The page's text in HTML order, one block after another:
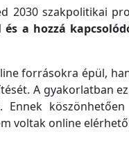
2030 szakpolitikai
és a hozzá
forrásokra épül,
A gyakorlatban
voltak online